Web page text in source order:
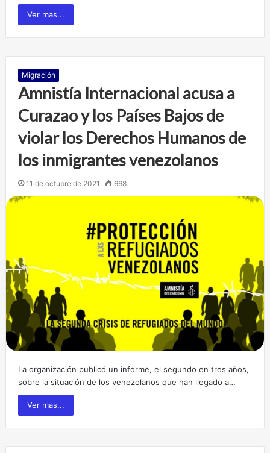
Ver mas...
Migración
Amnistía Internacional acusa a
Curazao y los Países Bajos de
violar los Derechos Humanos de
los inmigrantes venezolanos
11 de octubre de 2021 668
La organización publicó un informe, el segundo en tres años,
sobre la situación de los venezolanos que han llegado a…
Ver mas...